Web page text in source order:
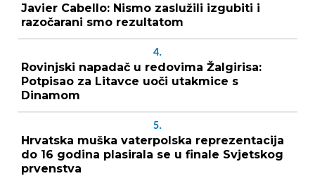
Javier Cabello: Nismo zaslužili izgubiti i
razočarani smo rezultatom
4.
Rovinjski napadač u redovima Žalgirisa:
Potpisao za Litavce uoči utakmice s
Dinamom
5.
Hrvatska muška vaterpolska reprezentacija
do 16 godina plasirala se u finale Svjetskog
prvenstva